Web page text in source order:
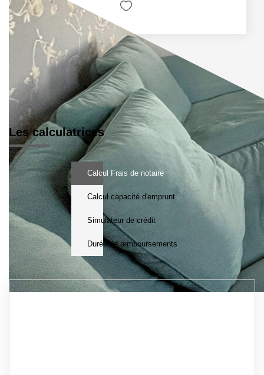
Les calculatrices
Calcul Frais de notaire
Calcul capacité d'emprunt
Simulateur de crédit
Durée de remboursements